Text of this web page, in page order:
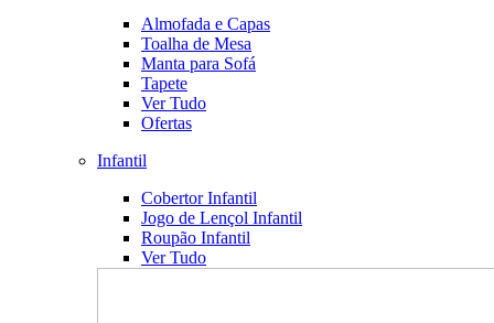
Almofada e Capas
Toalha de Mesa
Manta para Sofá
Tapete
Ver Tudo
Ofertas
Infantil
Cobertor Infantil
Jogo de Lençol Infantil
Roupão Infantil
Ver Tudo